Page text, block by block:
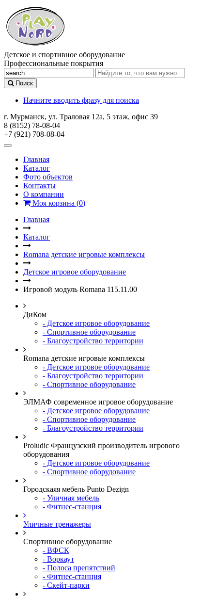
Детское и спортивное оборудование
Профессиональные покрытия
Поиск
Начните вводить фразу для поиска
г. Мурманск, ул. Траловая 12а, 5 этаж, офис 39
8 (8152) 78-08-04
+7 (921) 708-08-04
Главная
Каталог
Фото объектов
Контакты
О компании
Моя корзина (0)
Главная
Каталог
Romana детские игровые комплексы
Детское игровое оборудование
Игровой модуль Romana 115.11.00
ДиКом
- Детское игровое оборудование
- Спортивное оборудование
- Благоустройство территории
Romana детские игровые комплексы
- Детское игровое оборудование
- Благоустройство территории
- Спортивное оборудование
ЭЛМАФ современное игровое оборудование
- Детское игровое оборудование
- Спортивное оборудование
- Благоустройство территории
Proludic Французский производитель игрового
оборудования
- Детское игровое оборудование
- Спортивное оборудование
Городскаяя мебель Punto Dezign
- Уличная мебель
- Фитнес-станция
Уличные тренажеры
Спортивное оборудование
- ВФСК
- Воркаут
- Полоса препятствий
- Фитнес-станция
- Скейт-парки